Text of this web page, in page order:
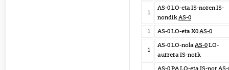
1
AS-0 LO-eta IS-noren IS-
nondikAS-0
1
AS-0 LO-eta X0AS-0
1
AS-0 LO-nolaAS-0LO-
aurrera IS-nork
AS-0 PA LO-eta IS-nor